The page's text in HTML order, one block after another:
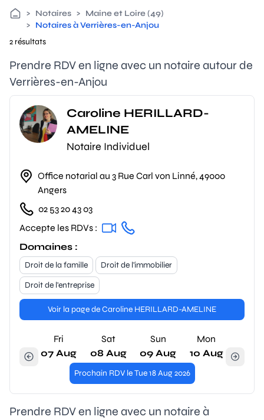
> Notaires > Maine et Loire (49)
> Notaires à Verrières-en-Anjou
2 résultats
Prendre RDV en ligne avec un notaire autour de
Verrières-en-Anjou
Caroline HERILLARD-
AMELINE
Notaire Individuel
Office notarial au 3 Rue Carl von Linné, 49000
Angers
02 53 20 43 03
Accepte les RDVs :
Domaines :
Droit de la famille
Droit de l'immobilier
Droit de l'entreprise
Voir la page de Caroline HERILLARD-AMELINE
Fri
07 Aug
Sat
08 Aug
Sun
09 Aug
Mon
10 Aug
Prochain RDV le Tue 18 Aug 2026
Prendre RDV en ligne avec un notaire à